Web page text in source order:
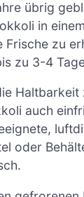
übrig
in
Frische zu
zu 3-4
Haltbarkeit
auch
oder